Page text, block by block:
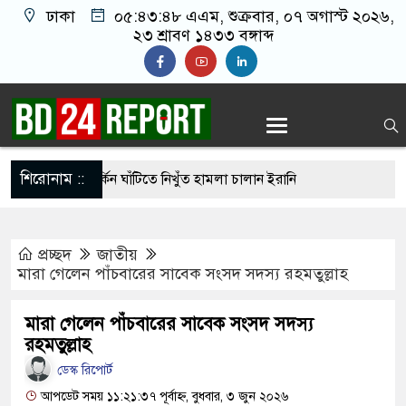
ঢাকা ০৫:৪৩:৪৯ এএম, শুক্রবার, ০৭ অগাস্ট ২০২৬,
২৩ শ্রাবণ ১৪৩৩ বঙ্গাব্দ
শিরোনাম ::
ছাড়াই মার্কিন ঘাঁটিতে নিখুঁত হামলা চালান ইরানি
১০০ পরিবারকে নতুন ঘর দেবেন প্রধানমন্ত্রী
ছাত্রী
‘হাজারগুণ ভালো’ দেশ চালাচ্ছেন তারেক রহমান:
প্রচ্ছদ
জাতীয়
মারা গেলেন পাঁচবারের সাবেক সংসদ সদস্য রহমতুল্লাহ
মারা গেলেন পাঁচবারের সাবেক সংসদ সদস্য
রহমতুল্লাহ
ডেস্ক রিপোর্ট
আপডেট সময় ১১:২১:৩৭ পূর্বাহ্ন, বুধবার, ৩ জুন ২০২৬